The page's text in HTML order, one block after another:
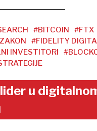
#BITCOIN #FTX
#FIDELITY
INVESTITORI
u